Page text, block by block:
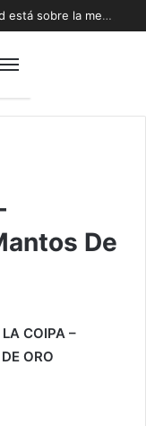
Biministro Daniel Mas: “La oportunidad está sobre la mesa y tenemos que aprovecharla”
De
COIPA –
ORO